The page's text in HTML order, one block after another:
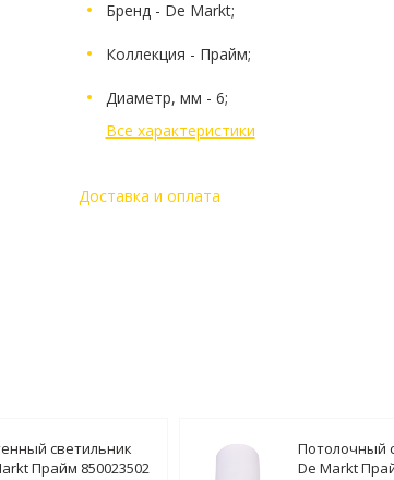
Бренд - De Markt;
Коллекция - Прайм;
Диаметр, мм - 6;
Все характеристики
Доставка и оплата
светильник
Прайм 850023502
Потолочный
De Markt